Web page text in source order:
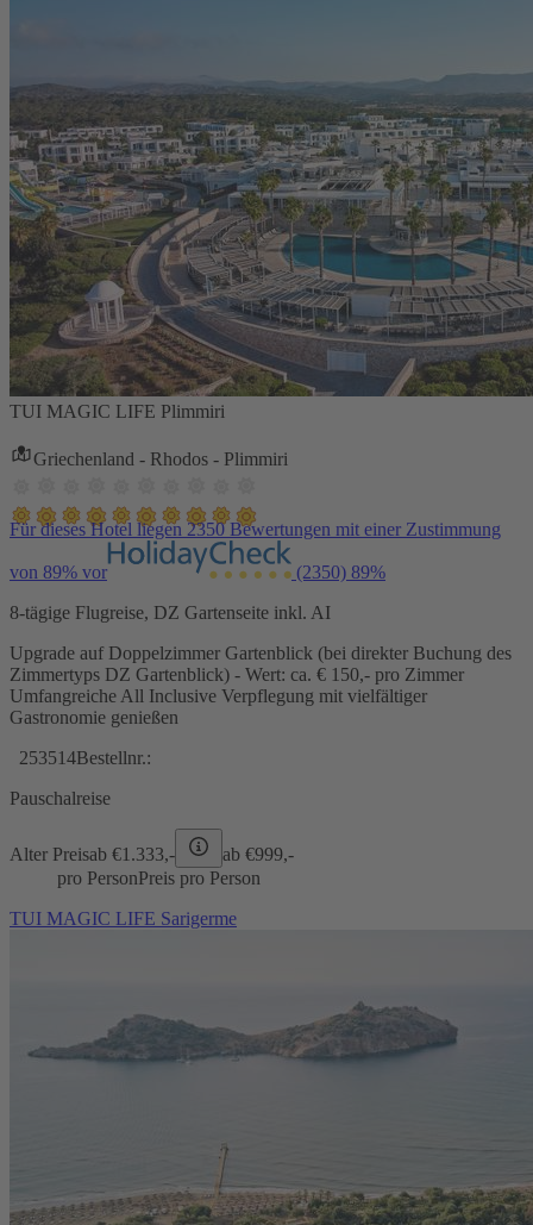
TUI MAGIC LIFE Plimmiri
Griechenland - Rhodos - Plimmiri
Für dieses Hotel liegen 2350 Bewertungen mit einer Zustimmung
von 89% vor (2350) 89%
8-tägige Flugreise, DZ Gartenseite inkl. AI
Upgrade auf Doppelzimmer Gartenblick (bei direkter Buchung des
Zimmertyps DZ Gartenblick) - Wert: ca. € 150,- pro Zimmer
Umfangreiche All Inclusive Verpflegung mit vielfältiger
Gastronomie genießen
253514Bestellnr.:
Pauschalreise
Alter Preisab €1.333,- ab €999,-
pro PersonPreis pro Person
TUI MAGIC LIFE Sarigerme